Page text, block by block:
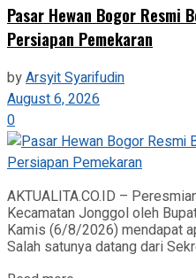
Pasar Hewan Bogor Resmi
Persiapan Pemekaran
byArsyit Syarifudin
August 6, 2026
0
AKTUALITA.CO.ID –
Kecamatan Jonggol oleh
Kamis (6/8/2026) mendapat
Salah satunya datang dari